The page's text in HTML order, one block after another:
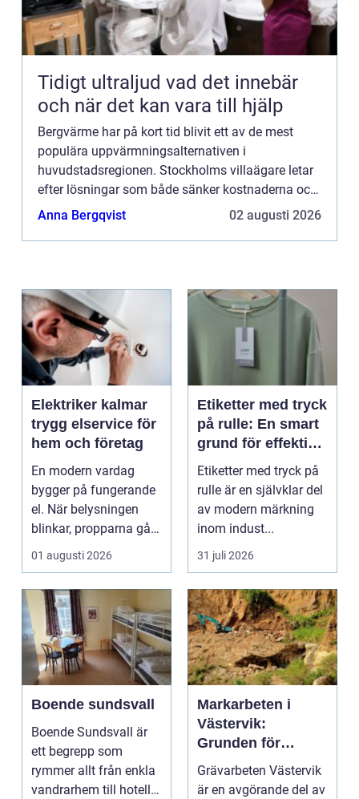
Tidigt ultraljud vad det innebär
och när det kan vara till hjälp
Bergvärme har på kort tid blivit ett av de mest
populära uppvärmningsalternativen i
huvudstadsregionen. Stockholms villaägare letar
efter lösningar som både sänker kostnaderna och
minskar klimatpåverkan...
Anna Bergqvist 02 augusti 2026
Elektriker kalmar
trygg elservice för
hem och företag
En modern vardag
bygger på fungerande
el. När belysningen
blinkar, propparna går
eller en ny laddbox...
01 augusti 2026
Etiketter med tryck
på rulle: En smart
grund för effektiv
märkning
Etiketter med tryck på
rulle är en självklar del
av modern märkning
inom indust...
31 juli 2026
Boende sundsvall
Boende Sundsvall är
ett begrepp som
rymmer allt från enkla
vandrarhem till hotell
Markarbeten i
Västervik:
Grunden för
hållbara
byggprojekt
Grävarbeten Västervik
är en avgörande del av